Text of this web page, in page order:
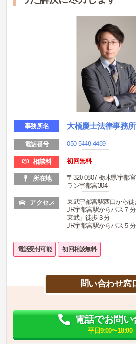
事務所名 大橋慶士法律事務所
電話番号 050-5448-4489
相談料 初回無料
所在地
〒320-0807 栃木県宇都
ラン宇都宮304
アクセス
東武宇都宮駅西口から徒
JR宇都宮駅からバス７
東武」徒歩３分
JR宇都宮駅からバス５
電話受付可能 初回相談無料
問い合わせ窓
電話でお問い
平日9:00〜18:00